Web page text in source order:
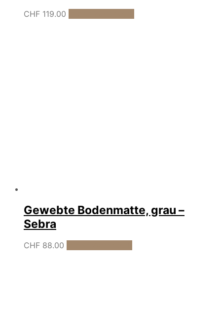
CHF 119.00
Gewebte Bodenmatte, grau –
Sebra
CHF 88.00